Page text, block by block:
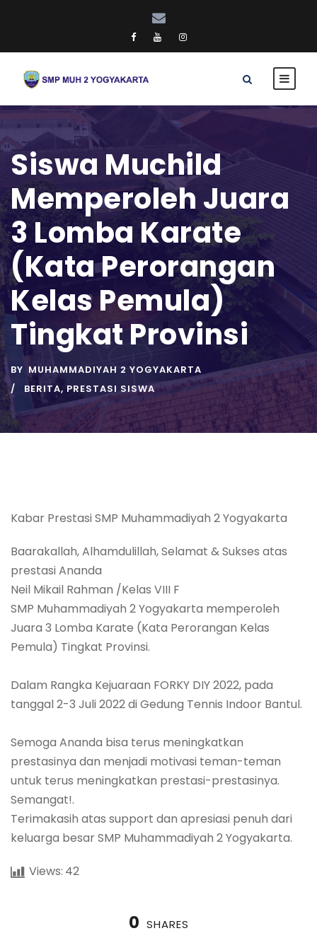
Siswa Muchild
Memperoleh Juara
3 Lomba Karate
(Kata Perorangan
Kelas Pemula)
Tingkat Provinsi
BY MUHAMMADIYAH 2 YOGYAKARTA
BERITA, PRESTASI SISWA
Kabar Prestasi SMP Muhammadiyah 2 Yogyakarta
Baarakallah, Alhamdulillah, Selamat & Sukses atas
prestasi Ananda
Neil Mikail Rahman /Kelas VIII F
SMP Muhammadiyah 2 Yogyakarta memperoleh
Juara 3 Lomba Karate (Kata Perorangan Kelas
Pemula) Tingkat Provinsi.
Dalam Rangka Kejuaraan FORKY DIY 2022, pada
tanggal 2-3 Juli 2022 di Gedung Tennis Indoor Bantul.
Semoga Ananda bisa terus meningkatkan
prestasinya dan menjadi motivasi teman-teman
untuk terus meningkatkan prestasi-prestasinya.
Semangat!.
Terimakasih atas support dan apresiasi penuh dari
keluarga besar SMP Muhammadiyah 2 Yogyakarta.
Views: 42
0 SHARES